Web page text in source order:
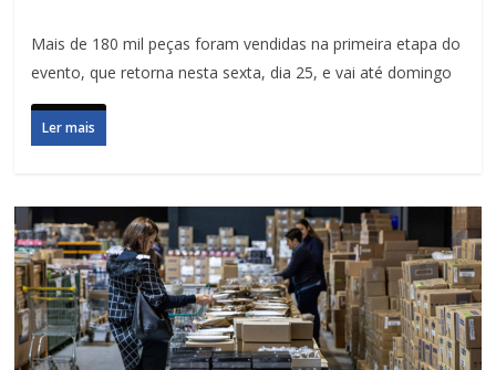
Mais de 180 mil peças foram vendidas na primeira etapa do
evento, que retorna nesta sexta, dia 25, e vai até domingo
Ler mais